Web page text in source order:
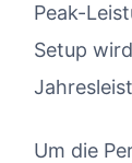
Peak-
Setup
Um die